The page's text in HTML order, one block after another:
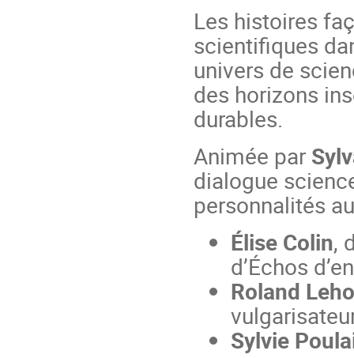
Les histoires
scientifiques
univers de
des horizons
durables.
Animée par
dialogue
personnalités
Élise Colin,
d’Échos
Roland
Sylvie